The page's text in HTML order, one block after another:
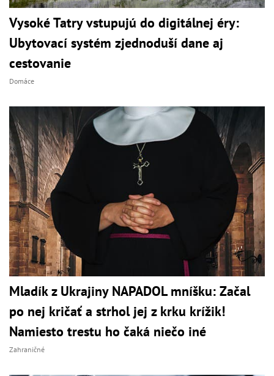
Vysoké Tatry vstupujú do digitálnej éry:
Ubytovací systém zjednoduší dane aj
cestovanie
Domáce
Mladík z Ukrajiny NAPADOL mníšku: Začal
po nej kričať a strhol jej z krku krížik!
Namiesto trestu ho čaká niečo iné
Zahraničné